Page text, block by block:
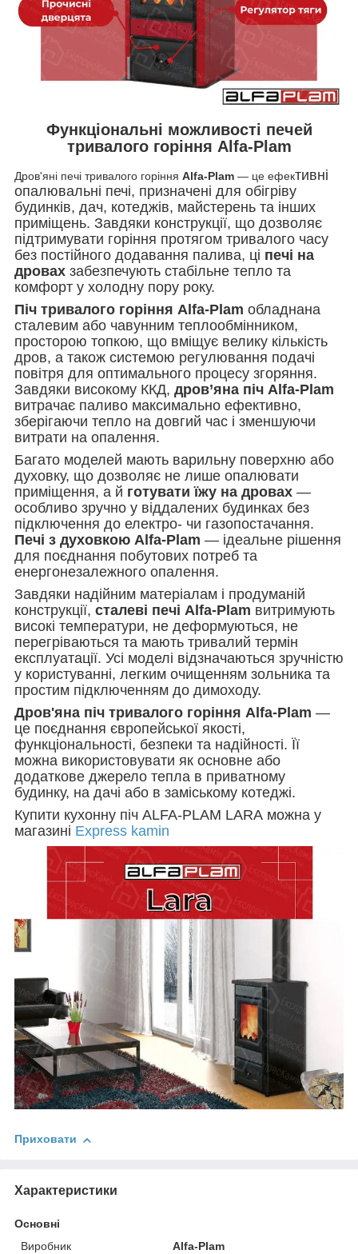
Функціональні можливості печей
тривалого горіння Alfa-Plam
Дров'яні печі тривалого горіння Alfa-Plam — це ефективні
опалювальні печі, призначені для обігріву
будинків, дач, котеджів, майстерень та інших
приміщень. Завдяки конструкції, що дозволяє
підтримувати горіння протягом тривалого часу
без постійного додавання палива, ці печі на
дровах забезпечують стабільне тепло та
комфорт у холодну пору року.
Піч тривалого горіння Alfa-Plam обладнана
сталевим або чавунним теплообмінником,
просторою топкою, що вміщує велику кількість
дров, а також системою регулювання подачі
повітря для оптимального процесу згоряння.
Завдяки високому ККД, дров’яна піч Alfa-Plam
витрачає паливо максимально ефективно,
зберігаючи тепло на довгий час і зменшуючи
витрати на опалення.
Багато моделей мають варильну поверхню або
духовку, що дозволяє не лише опалювати
приміщення, а й готувати їжу на дровах —
особливо зручно у віддалених будинках без
підключення до електро- чи газопостачання.
Печі з духовкою Alfa-Plam — ідеальне рішення
для поєднання побутових потреб та
енергонезалежного опалення.
Завдяки надійним матеріалам і продуманій
конструкції, сталеві печі Alfa-Plam витримують
високі температури, не деформуються, не
перегріваються та мають тривалий термін
експлуатації. Усі моделі відзначаються зручністю
у користуванні, легким очищенням зольника та
простим підключенням до димоходу.
Дров'яна піч тривалого горіння Alfa-Plam —
це поєднання європейської якості,
функціональності, безпеки та надійності. Її
можна використовувати як основне або
додаткове джерело тепла в приватному
будинку, на дачі або в заміському котеджі.
Купити кухонну піч ALFA-PLAM LARA можна у
магазині Express kamin
Приховати
Характеристики
Основні
Виробник
Alfa-Plam